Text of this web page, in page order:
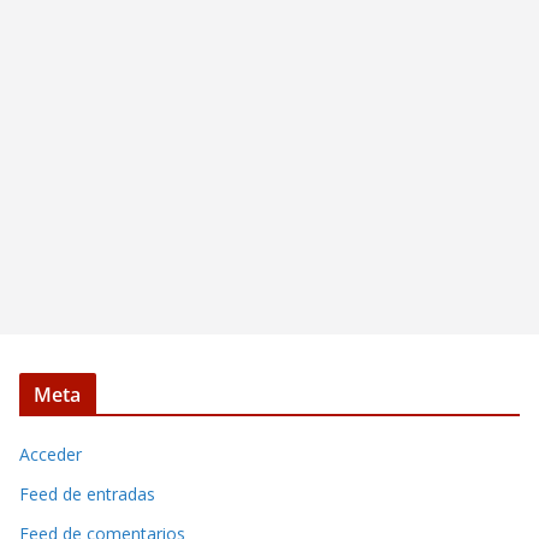
Meta
Acceder
Feed de entradas
Feed de comentarios